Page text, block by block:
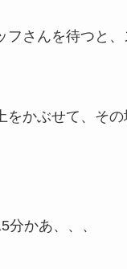
フさんを待つと
をかぶせて、その
分かあ、、、